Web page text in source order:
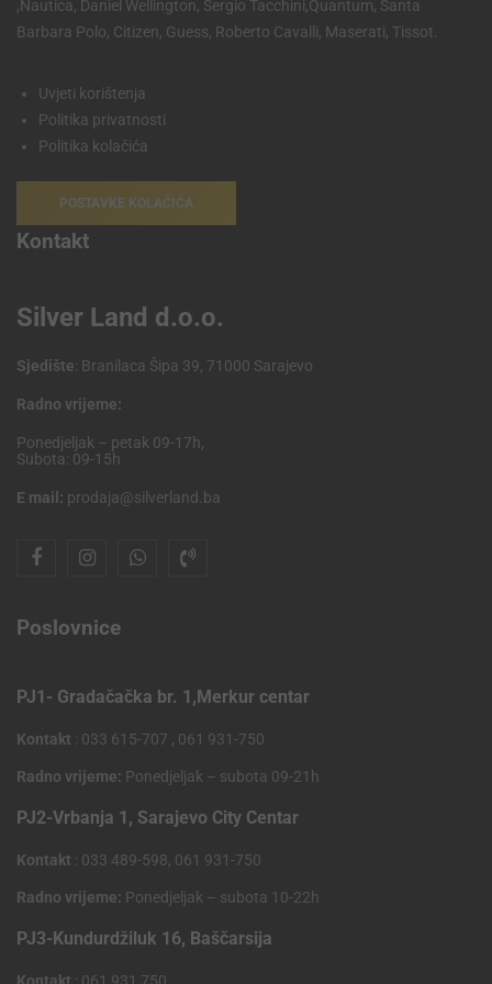
,Nautica, Daniel Wellington, Sergio Tacchini,Quantum, Santa
Barbara Polo, Citizen, Guess, Roberto Cavalli, Maserati, Tissot.
Uvjeti korištenja
Politika privatnosti
Politika kolačića
POSTAVKE KOLAČIĆA
Kontakt
Silver Land d.o.o.
Sjedište: Branilaca Šipa 39, 71000 Sarajevo
Radno vrijeme:
Ponedjeljak – petak 09-17h,
Subota: 09-15h
E mail: prodaja@silverland.ba
Poslovnice
PJ1- Gradačačka br. 1,Merkur centar
Kontakt : 033 615-707 , 061 931-750
Radno vrijeme: Ponedjeljak – subota 09-21h
PJ2-Vrbanja 1, Sarajevo City Centar
Kontakt : 033 489-598, 061 931-750
Radno vrijeme: Ponedjeljak – subota 10-22h
PJ3-Kundurdžiluk 16, Baščarsija